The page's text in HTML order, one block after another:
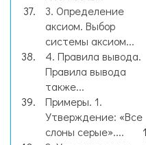
3. Определение
аксиом. Выбор
системы аксиом...
4. Правила вывода.
Правила вывода
также...
Примеры. 1.
Утверждение: «Все
слоны серые»....